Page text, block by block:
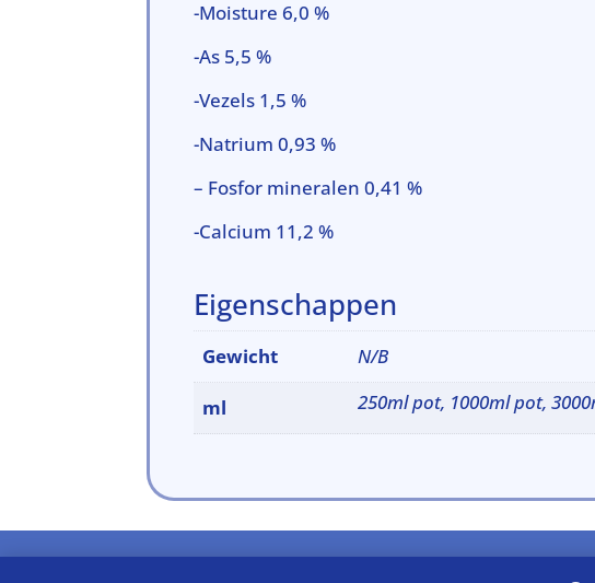
-Moisture 6,0 %
-As 5,5 %
-Vezels 1,5 %
-Natrium 0,93 %
– Fosfor mineralen 0,41 %
-Calcium 11,2 %
Eigenschappen
Gewicht N/B
ml 250ml pot, 1000ml pot,